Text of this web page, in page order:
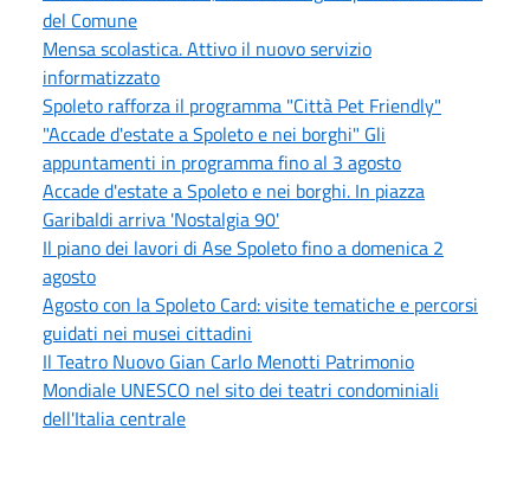
del Comune
Mensa scolastica. Attivo il nuovo servizio
informatizzato
Spoleto rafforza il programma "Città Pet Friendly"
"Accade d'estate a Spoleto e nei borghi" Gli
appuntamenti in programma fino al 3 agosto
Accade d'estate a Spoleto e nei borghi. In piazza
Garibaldi arriva 'Nostalgia 90'
Il piano dei lavori di Ase Spoleto fino a domenica 2
agosto
Agosto con la Spoleto Card: visite tematiche e percorsi
guidati nei musei cittadini
Il Teatro Nuovo Gian Carlo Menotti Patrimonio
Mondiale UNESCO nel sito dei teatri condominiali
dell'Italia centrale